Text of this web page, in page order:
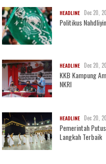
HEADLINE Dec 20,
Politikus
HEADLINE Dec 20,
KKB Kampung
NKRI
HEADLINE Dec 20,
Pemerintah
Langkah Terbaik